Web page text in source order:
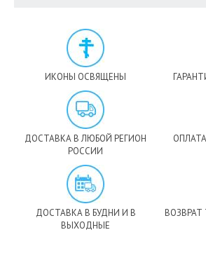
ИКОНЫ ОСВЯЩЕНЫ
ДОСТАВКА В ЛЮБОЙ РЕГИОН
РОССИИ
ДОСТАВКА В БУДНИ И В
ВЫХОДНЫЕ
ВОЗВРАТ